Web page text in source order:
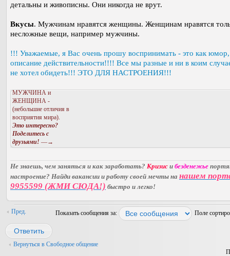
детальны и живописны. Они никогда не врут.
Вкусы. Мужчинам нравятся женщины. Женщинам нравятся
несложные вещи, например мужчины.
!!! Уважаемые, я Вас очень прошу воспринимать - это как юмор,
описание действительности!!!! Все мы разные и ни в коим
не хотел обидеть!!! ЭТО ДЛЯ НАСТРОЕНИЯ!!!
МУЖЧИНА и
ЖЕНЩИНА -
(небольшие отличия в
восприятия мира).
Это интересно?
Поделитесь с
друзьями! —→
Не знаешь, чем заняться и как заработать? Кризис и безденежье
настроение? Найди вакансии и работу своей мечты на нашем
9955599 (ЖМИ СЮДА!) быстро и легко!
Пред. Показать сообщения за: Поле
Ответить
Вернуться в Свободное общение